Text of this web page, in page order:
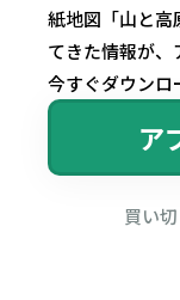
紙地図「山と
てきた情報が、
今すぐダウンロ
ア
買い